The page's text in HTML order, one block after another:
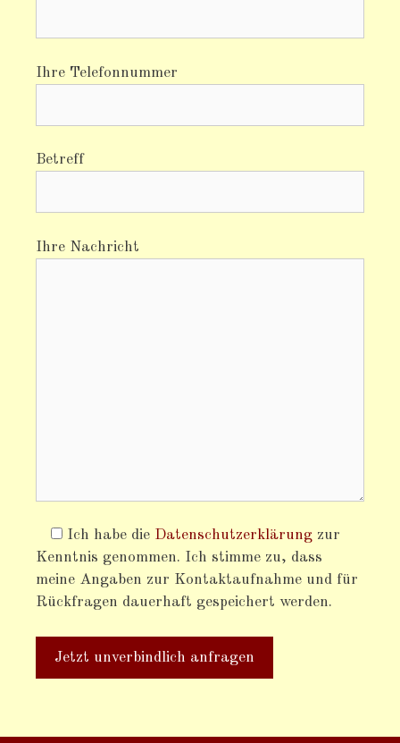
Ihre Telefonnummer
Betreff
Ihre Nachricht
Ich habe die Datenschutzerklärung zur
Kenntnis genommen. Ich stimme zu, dass
meine Angaben zur Kontaktaufnahme und für
Rückfragen dauerhaft gespeichert werden.
l